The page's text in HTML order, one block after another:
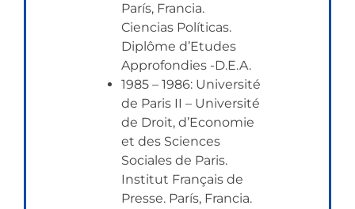
París, Francia.
Ciencias Políticas.
Diplôme d’Etudes
Approfondies -D.E.A.
1985 – 1986: Université
de Paris II – Université
de Droit, d’Economie
et des Sciences
Sociales de Paris.
Institut Français de
Presse. París, Francia.